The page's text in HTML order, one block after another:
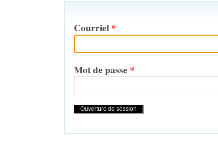
Courriel *
Mot de passe *
Actions